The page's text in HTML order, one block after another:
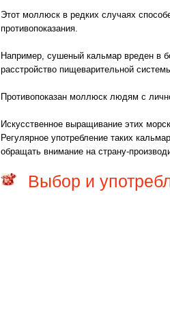
Этот моллюск в редких случаях
противопоказания.
Например, сушеный кальмар вреден в
расстройство пищеварительной
Противопоказан моллюск людям с
Искусственное выращивание этих
Регулярное употребление таких
обращать внимание на страну-
Выбор и